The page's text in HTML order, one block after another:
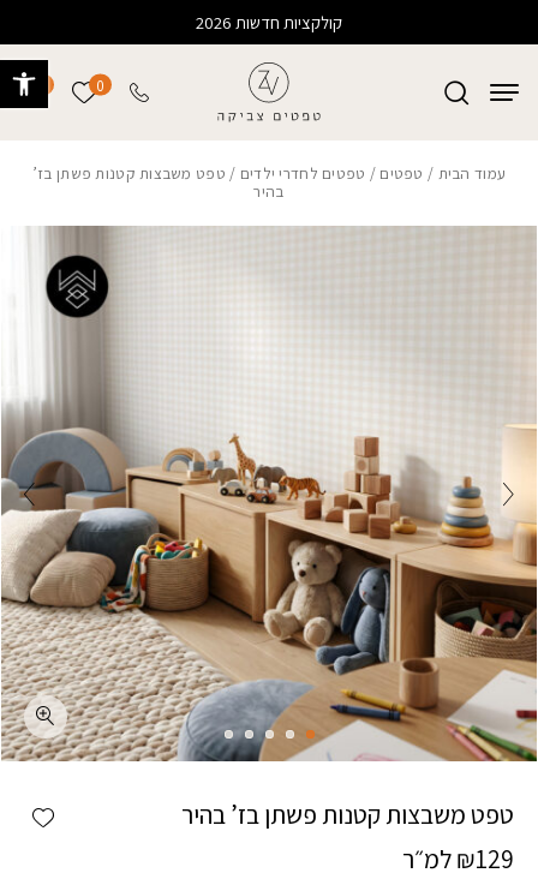
קולקציות חדשות 2026
0 הרשימה
עמוד הבית / טפטים / טפטים לחדרי ילדים / טפט משבצות קטנות פשתן בז’
בהיר
טפט משבצות קטנות פשתן בז’ בהיר
₪129 למ״ר